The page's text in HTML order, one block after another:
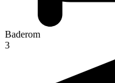
Baderom
3